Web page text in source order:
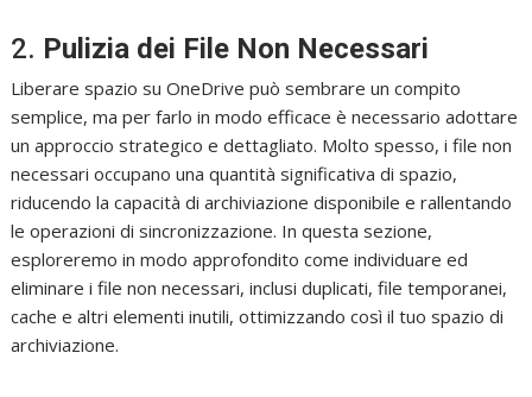
2. Pulizia dei File Non Necessari
Liberare spazio su OneDrive può sembrare un compito
semplice, ma per farlo in modo efficace è necessario adottare
un approccio strategico e dettagliato. Molto spesso, i file non
necessari occupano una quantità significativa di spazio,
riducendo la capacità di archiviazione disponibile e rallentando
le operazioni di sincronizzazione. In questa sezione,
esploreremo in modo approfondito come individuare ed
eliminare i file non necessari, inclusi duplicati, file temporanei,
cache e altri elementi inutili, ottimizzando così il tuo spazio di
archiviazione.